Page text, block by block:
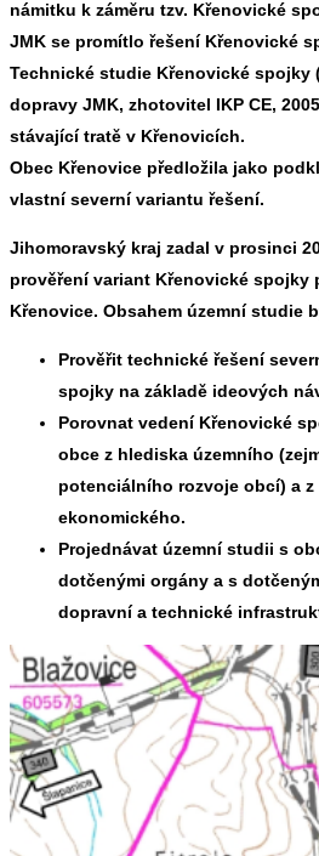
námitku k záměru tzv. Křenovické
JMK se promítlo řešení Křenovické
Technické studie Křenovické spojky
dopravy JMK, zhotovitel IKP CE,
stávající tratě v Křenovicích.
Obec Křenovice předložila jako
vlastní severní variantu řešení.
Jihomoravský kraj zadal v prosinci
prověření variant Křenovické spojky
Křenovice. Obsahem územní studie
Prověřit technické řešení
spojky na základě ideových
Porovnat vedení Křenovické
obce z hlediska územního
potenciálního rozvoje obcí) a
ekonomického.
Projednávat územní studii s
dotčenými orgány a s
dopravní a technické